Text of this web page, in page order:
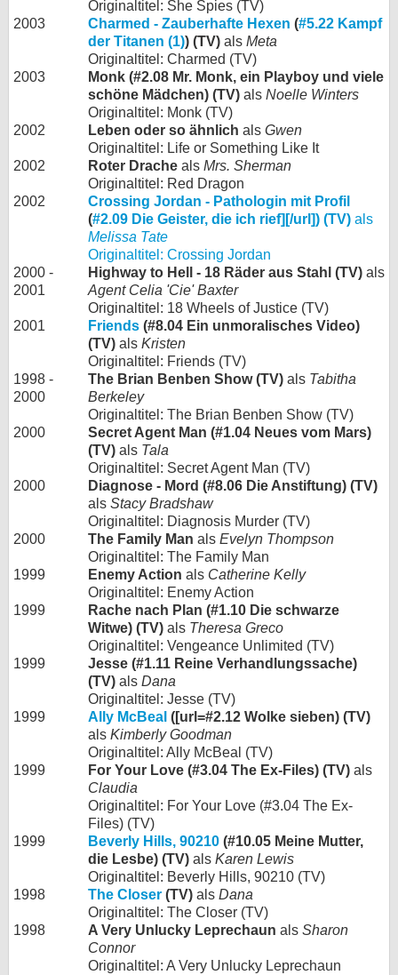
Originaltitel: She Spies (TV)
2003
Charmed - Zauberhafte Hexen (#5.22 Kampf
der Titanen (1)) (TV) als Meta
Originaltitel: Charmed (TV)
2003
Monk (#2.08 Mr. Monk, ein Playboy und viele
schöne Mädchen) (TV) als Noelle Winters
Originaltitel: Monk (TV)
2002
Leben oder so ähnlich als Gwen
Originaltitel: Life or Something Like It
2002
Roter Drache als Mrs. Sherman
Originaltitel: Red Dragon
2002
Crossing Jordan - Pathologin mit Profil
(#2.09 Die Geister, die ich rief][/url]) (TV) als
Melissa Tate
Originaltitel: Crossing Jordan
2000 -
2001
Highway to Hell - 18 Räder aus Stahl (TV) als
Agent Celia 'Cie' Baxter
Originaltitel: 18 Wheels of Justice (TV)
2001
Friends (#8.04 Ein unmoralisches Video)
(TV) als Kristen
Originaltitel: Friends (TV)
1998 -
2000
The Brian Benben Show (TV) als Tabitha
Berkeley
Originaltitel: The Brian Benben Show (TV)
2000
Secret Agent Man (#1.04 Neues vom Mars)
(TV) als Tala
Originaltitel: Secret Agent Man (TV)
2000
Diagnose - Mord (#8.06 Die Anstiftung) (TV)
als Stacy Bradshaw
Originaltitel: Diagnosis Murder (TV)
2000
The Family Man als Evelyn Thompson
Originaltitel: The Family Man
1999
Enemy Action als Catherine Kelly
Originaltitel: Enemy Action
1999
Rache nach Plan (#1.10 Die schwarze
Witwe) (TV) als Theresa Greco
Originaltitel: Vengeance Unlimited (TV)
1999
Jesse (#1.11 Reine Verhandlungssache)
(TV) als Dana
Originaltitel: Jesse (TV)
1999
Ally McBeal ([url=#2.12 Wolke sieben) (TV)
als Kimberly Goodman
Originaltitel: Ally McBeal (TV)
1999
For Your Love (#3.04 The Ex-Files) (TV) als
Claudia
Originaltitel: For Your Love (#3.04 The Ex-
Files) (TV)
1999
Beverly Hills, 90210 (#10.05 Meine Mutter,
die Lesbe) (TV) als Karen Lewis
Originaltitel: Beverly Hills, 90210 (TV)
1998
The Closer (TV) als Dana
Originaltitel: The Closer (TV)
1998
A Very Unlucky Leprechaun als Sharon
Connor
Originaltitel: A Very Unlucky Leprechaun